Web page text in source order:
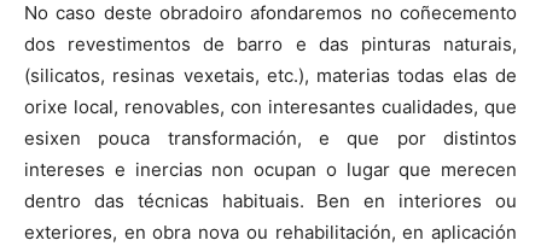
No caso deste obradoiro afondaremos no coñecemento
dos revestimentos de barro e das pinturas naturais,
(silicatos, resinas vexetais, etc.), materias todas elas de
orixe local, renovables, con interesantes cualidades, que
esixen pouca transformación, e que por distintos
intereses e inercias non ocupan o lugar que merecen
dentro das técnicas habituais. Ben en interiores ou
exteriores, en obra nova ou rehabilitación, en aplicación